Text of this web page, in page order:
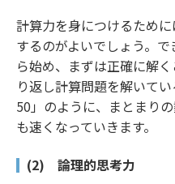
計算力を身につけるため
するのがよいでしょう。
ら始め、まずは正確に解
り返し計算問題を解いて
50」のように、まとまり
も速くなっていきます。
(2) 論理的思考力